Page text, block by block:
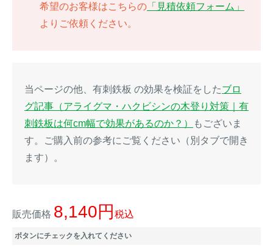
希望のお客様はこちらの 「見積依頼フォーム」
よりご依頼ください。
当ページの他、有刺鉄板 の効果を検証をしたブロ
グ記事（アライグマ・ハクビシンの木登り対策｜有
刺鉄板は何cm幅で効果があるのか？）
もございま
す。ご購入前の参考にご覧ください（別タブで開き
ます）。
販売価格 8,140 税込
ボタンにチェックを入れてください
シカ対策
サル対策
クマ対策
タヌキ対策
ヌートリア対策
ネズミ・モグラ対策